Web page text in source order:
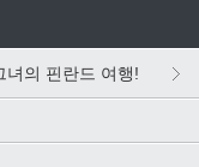
녀의 핀란드 여행!